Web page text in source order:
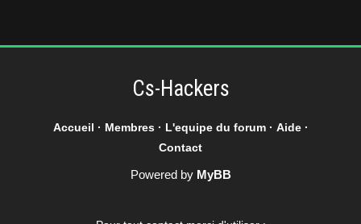
Cs-Hackers
Accueil · Membres· L'equipe du forum· Aide·
Contact
Powered by MyBB